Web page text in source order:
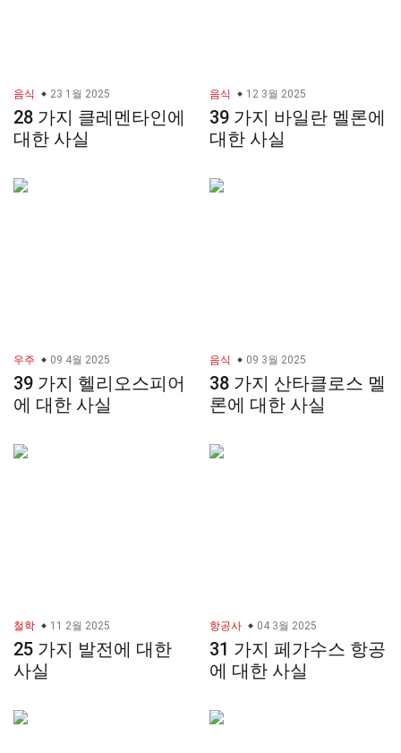
음식 23 1월 2025
28 가지 클레멘타인에
대한 사실
음식 12 3월 2025
39 가지 바일란 멜론에
대한 사실
우주 09 4월 2025
39 가지 헬리오스피어
에 대한 사실
음식 09 3월 2025
38 가지 산타클로스 멜
론에 대한 사실
철학 11 2월 2025
25 가지 발전에 대한
사실
항공사 04 3월 2025
31 가지 페가수스 항공
에 대한 사실